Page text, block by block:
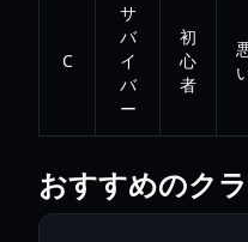
C
サ
バ
イ
バ
ー
初
心
者
おすすめのク